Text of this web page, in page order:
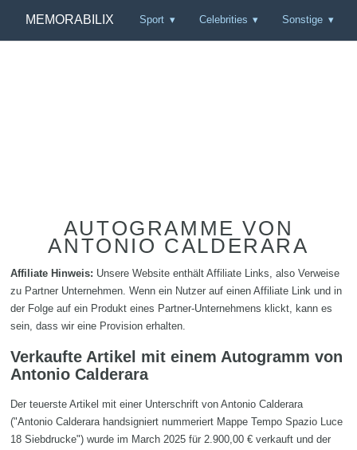
MEMORABILIX Sport Celebrities Sonstige
AUTOGRAMME VON
ANTONIO CALDERARA
Affiliate Hinweis: Unsere Website enthält Affiliate Links, also Verweise
zu Partner Unternehmen. Wenn ein Nutzer auf einen Affiliate Link und in
der Folge auf ein Produkt eines Partner-Unternehmens klickt, kann es
sein, dass wir eine Provision erhalten.
Verkaufte Artikel mit einem Autogramm von
Antonio Calderara
Der teuerste Artikel mit einer Unterschrift von Antonio Calderara
("Antonio Calderara handsigniert nummeriert Mappe Tempo Spazio Luce
18 Siebdrucke") wurde im March 2025 für 2.900,00 € verkauft und der